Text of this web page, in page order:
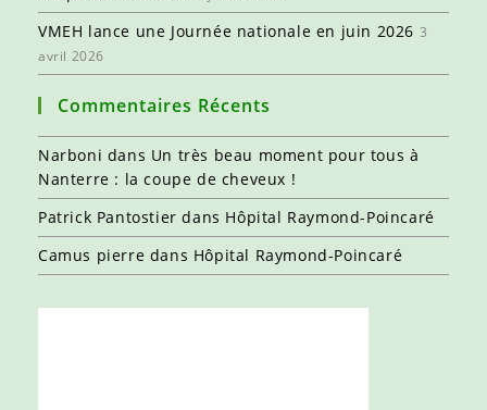
VMEH lance une Journée nationale en juin 2026 3
avril 2026
Commentaires Récents
Narboni dans Un très beau moment pour tous à
Nanterre : la coupe de cheveux !
Patrick Pantostier dans Hôpital Raymond-Poincaré
Camus pierre dans Hôpital Raymond-Poincaré